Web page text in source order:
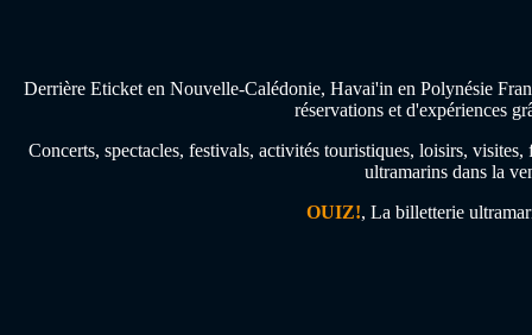
Derrière Eticket en Nouvelle-Calédonie, Havai'in en Polynésie
réservations et d'expériences
Concerts, spectacles, festivals, activités touristiques, loisirs,
ultramarins dans la
OUIZ!, La billetterie